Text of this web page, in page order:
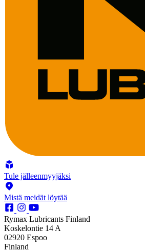
Tule jälleenmyyjäksi
Mistä meidät löytää
Rymax Lubricants Finland
Koskelontie 14 A
02920 Espoo
Finland